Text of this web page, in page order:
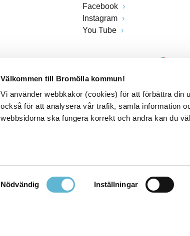
Välkommen till Bromölla kommun!
Vi använder webbkakor (cookies) för att förbättra din
också för att analysera vår trafik, samla information
webbsidorna ska fungera korrekt och andra kan du
Samtyckesval
Nödvändig Inställningar
Facebook
Instagram
You Tube